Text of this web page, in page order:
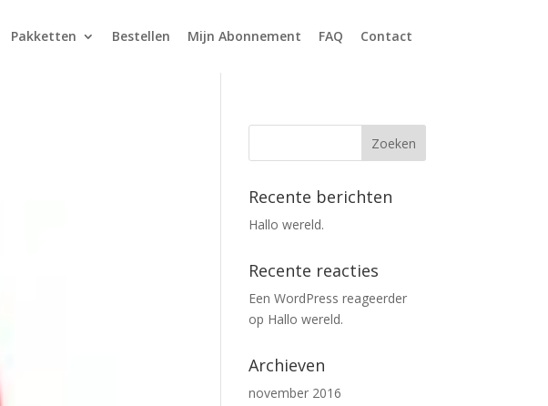
Pakketten Bestellen Mijn Abonnement FAQ Contact
Recente berichten
Hallo wereld.
Recente reacties
Een WordPress reageerder
op Hallo wereld.
Archieven
november 2016